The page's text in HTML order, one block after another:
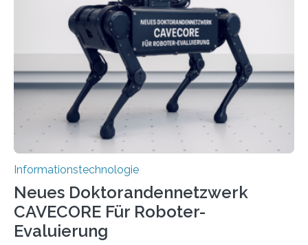
Prozessoren stoßen an ihre Grenzen: Sie verbrauchen
viel Energie, die Speicher- und Verarbeitungseinheiten
sind voneinander getrennt und die Datenübertragung
bremst komplexe Anwendungen aus. Da KI-Modelle
immer größer werden und riesige Datenmengen
verarbeiten müssen, steigt der Bedarf an neuen
Rechenarchitekturen. Neben Quantencomputern
rücken dabei insbesondere…
Informationstechnologie
Neues Doktorandennetzwerk
CAVECORE Für Roboter-
Evaluierung